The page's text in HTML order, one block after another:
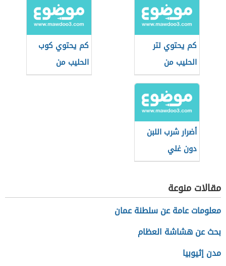
كم يحتوي لتر
الحليب من
البروتين
كم يحتوي كوب
الحليب من
البروتين
أضرار شرب اللبن
دون غلي
مقالات منوعة
معلومات عامة عن سلطنة عمان
بحث عن هشاشة العظام
مدن إثيوبيا